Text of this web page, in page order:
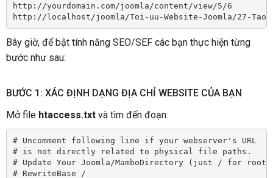
http://yourdomain.com/joomla/content/view/5/6
http://localhost/joomla/Toi-uu-Website-Joomla/27-Tao-
Bây giờ, để bật tính năng SEO/SEF các bạn thực hiện từng
bước như sau:
BƯỚC 1: XÁC ĐỊNH DẠNG ĐỊA CHỈ WEBSITE CỦA BẠN
Mở file htaccess.txt và tìm đến đoạn:
# Uncomment following line if your webserver's URL
# is not directly related to physical file paths.
# Update Your Joomla/MamboDirectory (just / for root)
# RewriteBase /